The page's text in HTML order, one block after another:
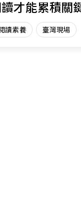
才能累積關
讀素養 臺灣現場